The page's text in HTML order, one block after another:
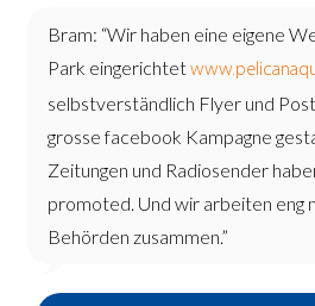
Bram: “Wir haben eine eigene
Park eingerichtet
selbstverständlich Flyer und
grosse facebook Kampagne
Zeitungen und Radiosender
promoted. Und wir arbeiten eng
Behörden zusammen.”